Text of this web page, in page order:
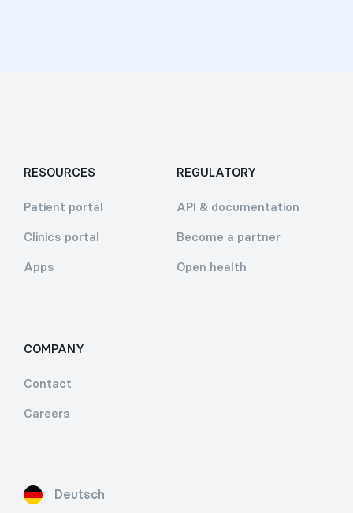
RESOURCES
Patient portal
Clinics portal
Apps
REGULATORY
API & documentation
Become a partner
Open health
COMPANY
Contact
Careers
Deutsch